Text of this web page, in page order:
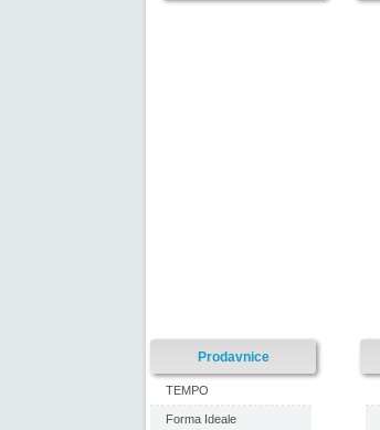
Prodavnice
TEMPO
Forma Ideale